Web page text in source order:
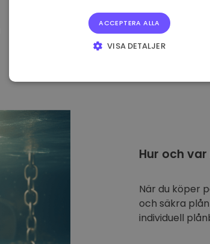
Hur och
När du köper
och säkra
individuell
ACCEPTERA ALLA
VISA DETALJER